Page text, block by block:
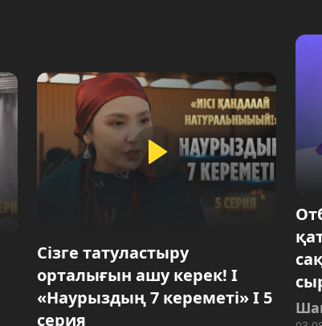
Сізге татуластыру
орталығын ашу керек! І
«Наурыздың 7 кереметі» І 5
серия